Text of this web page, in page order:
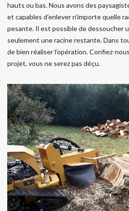
hauts ou bas. Nous avons des
et capables d’enlever n’importe quelle
pesante. Il est possible de dessoucher
seulement une racine restante. Dans
de bien réaliser l’opération. Confiez-
projet, vous ne serez pas déçu.